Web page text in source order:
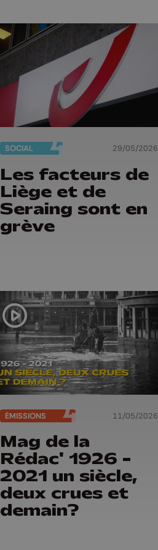
SOCIAL 29/05/2026
Les facteurs de
Liège et de
Seraing sont en
grève
ÉMISSIONS 11/05/2026
Mag de la
Rédac' 1926 -
2021 un siècle,
deux crues et
demain?